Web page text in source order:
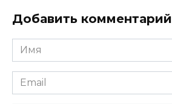
Добавить комментарий
Имя
Email